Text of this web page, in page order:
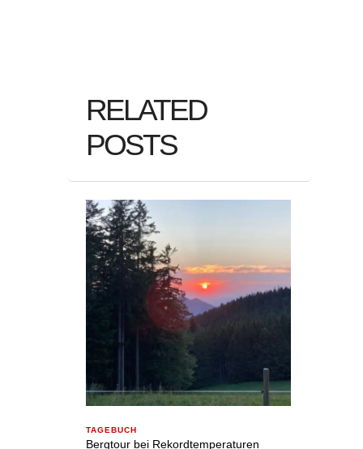
RELATED
POSTS
TAGEBUCH
Bergtour bei Rekordtemperaturen